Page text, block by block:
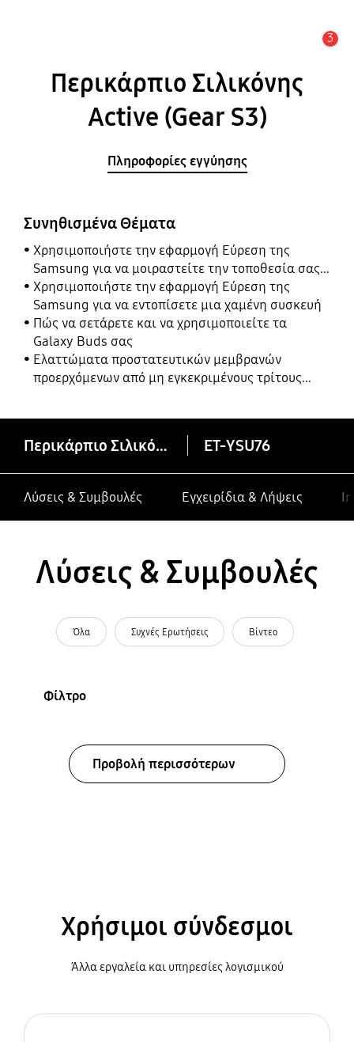
3
Περικάρπιο Σιλικόνης
Active (Gear S3)
Πληροφορίες εγγύησης
Συνηθισμένα Θέματα
Χρησιμοποιήστε την εφαρμογή Εύρεση της
Samsung για να μοιραστείτε την τοποθεσία σας
με τους φίλους, το παιδί, την οικογένειά σας και
άλλες επαφές
Χρησιμοποιήστε την εφαρμογή Εύρεση της
Samsung για να εντοπίσετε μια χαμένη συσκευή
Πώς να σετάρετε και να χρησιμοποιείτε τα
Galaxy Buds σας
Ελαττώματα προστατευτικών μεμβρανών
προερχόμενων από μη εγκεκριμένους τρίτους
Περικάρπιο Σιλικόνης Active (Gear S3) ET-YSU76
Λύσεις & Συμβουλές Εγχειρίδια & Λήψεις
Λύσεις & Συμβουλές
Όλα Συχνές Ερωτήσεις Βίντεο
Φίλτρο
Προβολή περισσότερων
Χρήσιμοι σύνδεσμοι
Άλλα εργαλεία και υπηρεσίες λογισμικού